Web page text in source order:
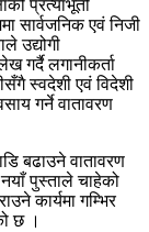
प्रत्याभूती
सार्वजनिक एवं निजी
उद्योगी
गर्दै लगानीकर्ता
स्वदेशी एवं विदेशी
गर्ने वातावरण
बढाउने वातावरण
पुस्ताले चाहेको
कार्यमा गम्भिर
छ ।